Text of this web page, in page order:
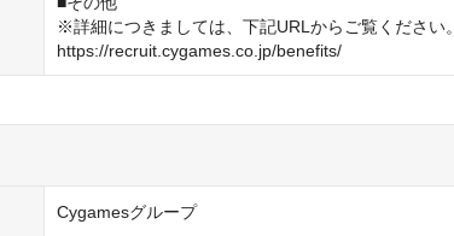
※詳細につきましては、下記URLからご覧ください。
https://recruit.cygames.co.jp/benefits/
Cygamesグループ